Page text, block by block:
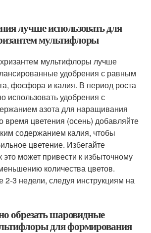
лучше использовать для
мультифлоры
мультифлоры лучше
удобрения с равным
фосфора и калия. В период роста
использовать удобрения с
азота для наращивания
время цветения (осень) добавляйте
содержанием калия, чтобы
цветение. Избегайте
это может привести к избыточному
количества цветов.
2-3 недели, следуя инструкциям на
обрезать шаровидные
для формирования